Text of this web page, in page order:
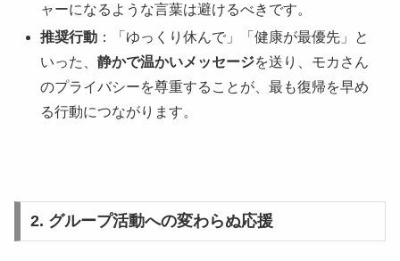
ャーになるような言葉は避けるべきです。
推奨行動 ：「ゆっくり休んで」「健康が最優先」と
いった、静かで温かいメッセージを送り、モカさん
のプライバシーを尊重することが、最も復帰を早め
る行動につながります。
2. グループ活動への変わらぬ応援